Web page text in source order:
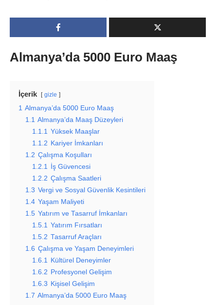
Almanya’da 5000 Euro Maaş
İçerik gizle
1 Almanya’da 5000 Euro Maaş
1.1 Almanya’da Maaş Düzeyleri
1.1.1 Yüksek Maaşlar
1.1.2 Kariyer İmkanları
1.2 Çalışma Koşulları
1.2.1
İş Güvencesi
1.2.2 Çalışma Saatleri
1.3 Vergi ve Sosyal Güvenlik Kesintileri
1.4 Yaşam Maliyeti
1.5 Yatırım ve Tasarruf İmkanları
1.5.1 Yatırım Fırsatları
1.5.2 Tasarruf Araçları
1.6 Çalışma ve Yaşam Deneyimleri
1.6.1 Kültürel Deneyimler
1.6.2 Profesyonel Gelişim
1.6.3 Kişisel Gelişim
1.7 Almanya’da 5000 Euro Maaş